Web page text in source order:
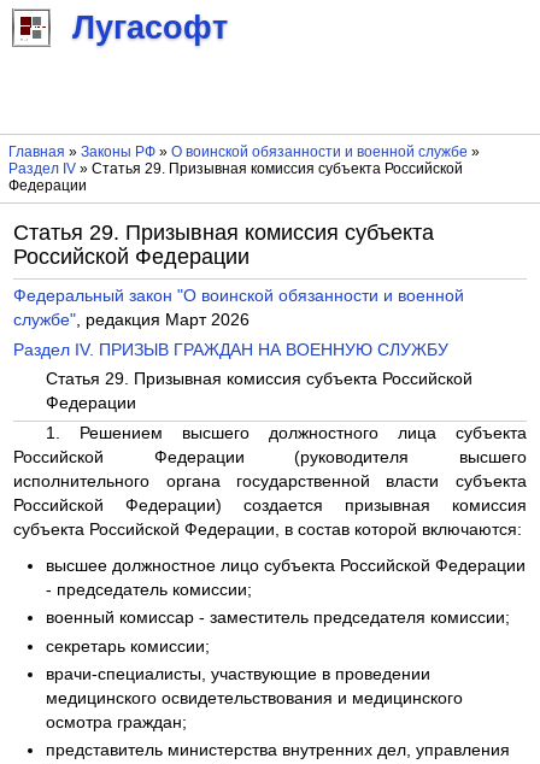
Лугасофт
Главная » Законы РФ» О воинской обязанности и военной службе »
Раздел IV» Статья 29. Призывная комиссия субъекта Российской
Федерации
Статья 29. Призывная комиссия субъекта
Российской Федерации
Федеральный закон "О воинской обязанности и военной
службе", редакция Март 2026
Раздел IV. ПРИЗЫВ ГРАЖДАН НА ВОЕННУЮ СЛУЖБУ
Статья 29. Призывная комиссия субъекта Российской
Федерации
1. Решением высшего должностного лица субъекта
Российской Федерации (руководителя высшего
исполнительного органа государственной власти субъекта
Российской Федерации) создается призывная комиссия
субъекта Российской Федерации, в состав которой включаются:
высшее должностное лицо субъекта Российской Федерации
- председатель комиссии;
военный комиссар - заместитель председателя комиссии;
секретарь комиссии;
врачи-специалисты, участвующие в проведении
медицинского освидетельствования и медицинского
осмотра граждан;
представитель министерства внутренних дел, управления